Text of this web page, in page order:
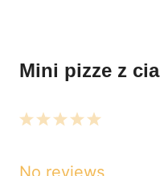
Mini pizze z
5
4
3
2
1
No reviews